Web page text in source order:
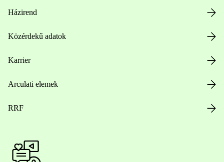
Házirend
Közérdekű adatok
Karrier
Arculati elemek
RRF